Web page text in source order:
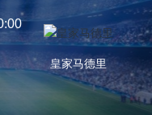
皇家马德里